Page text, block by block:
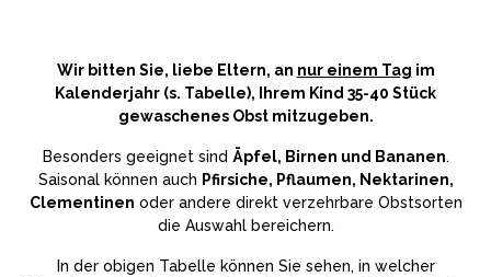
Wir bitten Sie, liebe Eltern, an nur einem Tag im
Kalenderjahr (s. Tabelle), Ihrem Kind 35-40 Stück
gewaschenes Obst mitzugeben.
Besonders geeignet sind Äpfel, Birnen und Bananen.
Saisonal können auch Pfirsiche, Pflaumen, Nektarinen,
Clementinen oder andere direkt verzehrbare Obstsorten
die Auswahl bereichern.
In der obigen Tabelle können Sie sehen, in welcher